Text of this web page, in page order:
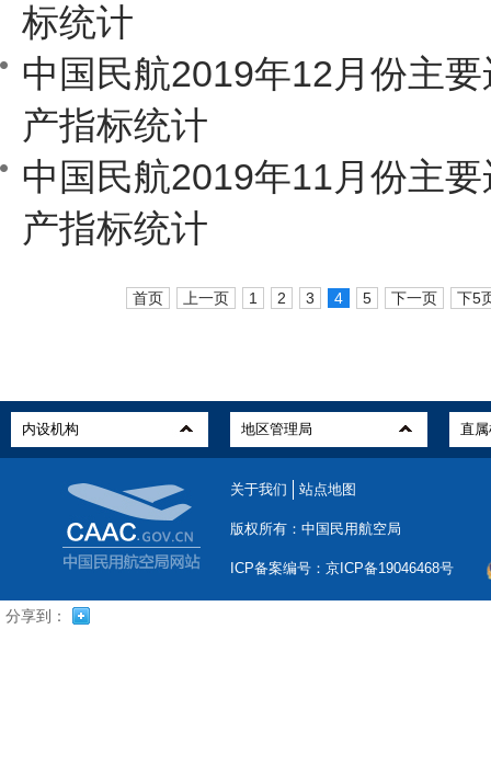
标统计
中国民航2019年12月份主
产指标统计
中国民航2019年11月份主
产指标统计
首页 上一页 1 2 3 4 5 下一页 下5
关于我们 站点地图
版权所有：中国民用航空局
ICP备案编号：京ICP备19046468号
分享到：